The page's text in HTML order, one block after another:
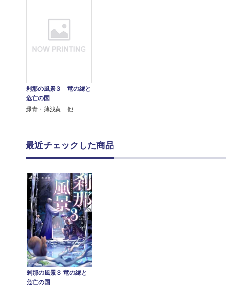
刹那の風景３ 竜の縁と
危亡の国
緑青・薄浅黄 他
最近チェックした商品
刹那の風景３ 竜の縁と
危亡の国